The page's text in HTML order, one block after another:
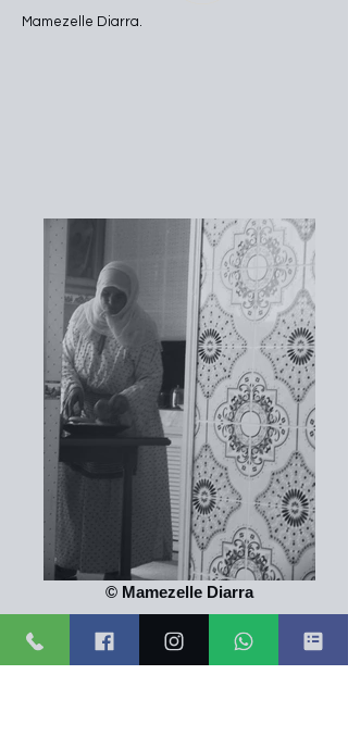
Mamezelle Diarra.
© Mamezelle Diarra